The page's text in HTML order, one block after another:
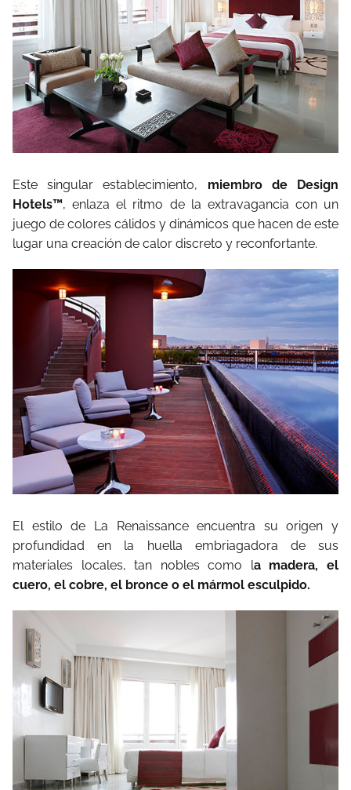
Este singular establecimiento, miembro de Design
Hotels™, enlaza el ritmo de la extravagancia con un
juego de colores cálidos y dinámicos que hacen de este
lugar una creación de calor discreto y reconfortante.
El estilo de La Renaissance encuentra su origen y
profundidad en la huella embriagadora de sus
materiales locales, tan nobles como la madera, el
cuero, el cobre, el bronce o el mármol esculpido.